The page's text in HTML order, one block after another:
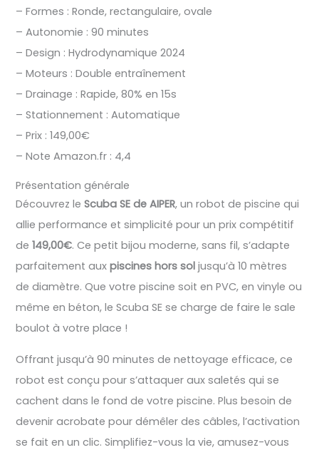
– Formes : Ronde, rectangulaire, ovale
– Autonomie : 90 minutes
– Design : Hydrodynamique 2024
– Moteurs : Double entraînement
– Drainage : Rapide, 80% en 15s
– Stationnement : Automatique
– Prix : 149,00€
– Note Amazon.fr : 4,4
Présentation générale
Découvrez leScuba SE de AIPER, un robot de piscine qui
allie performance et simplicité pour un prix compétitif
de149,00€. Ce petit bijou moderne, sans fil, s’adapte
parfaitement auxpiscines hors sol jusqu’à 10 mètres
de diamètre. Que votre piscine soit en PVC, en vinyle ou
même en béton, le Scuba SE se charge de faire le sale
boulot à votre place !
Offrant jusqu’à 90 minutes de nettoyage efficace, ce
robot est conçu pour s’attaquer aux saletés qui se
cachent dans le fond de votre piscine. Plus besoin de
devenir acrobate pour démêler des câbles, l’activation
se fait en un clic. Simplifiez-vous la vie, amusez-vous